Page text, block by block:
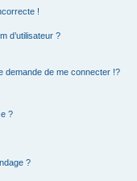
!
d’utilisateur ?
demande de me connecter !?
?
?